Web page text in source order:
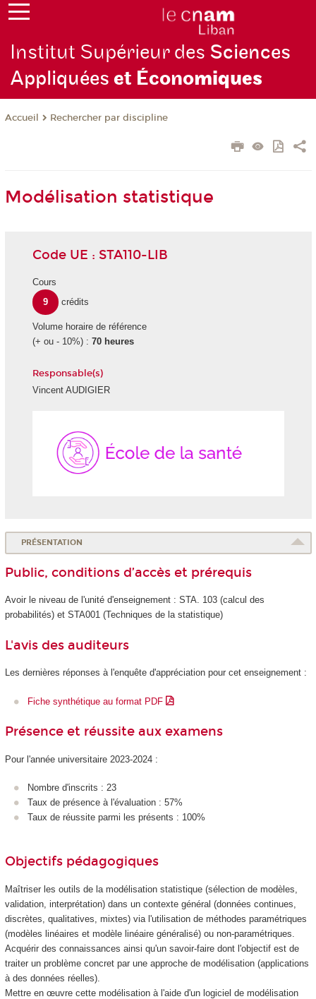
Institut Supérieur des Sciences
Appliquéeset Économiques
Accueil Rechercher par discipline
Modélisation statistique
Code UE : STA110-LIB
Cours
9
crédits
Volume horaire de référence
(+ ou - 10%) : 70 heures
Responsable(s)
Vincent AUDIGIER
PRÉSENTATION
Public, conditions d’accès et prérequis
Avoir le niveau de l'unité d'enseignement : STA. 103 (calcul des
probabilités) et STA001 (Techniques de la statistique)
L'avis des auditeurs
Les dernières réponses à l'enquête d'appréciation pour cet enseignement :
Fiche synthétique au format PDF
Présence et réussite aux examens
Pour l'année universitaire 2023-2024 :
Nombre d'inscrits : 23
Taux de présence à l'évaluation : 57%
Taux de réussite parmi les présents : 100%
Objectifs pédagogiques
Maîtriser les outils de la modélisation statistique (sélection de modèles,
validation, interprétation) dans un contexte général (données continues,
discrètes, qualitatives, mixtes) via l'utilisation de méthodes paramétriques
(modèles linéaires et modèle linéaire généralisé) ou non-paramétriques.
Acquérir des connaissances ainsi qu'un savoir-faire dont l'objectif est de
traiter un problème concret par une approche de modélisation (applications
à des données réelles).
Mettre en œuvre cette modélisation à l'aide d'un logiciel de modélisation